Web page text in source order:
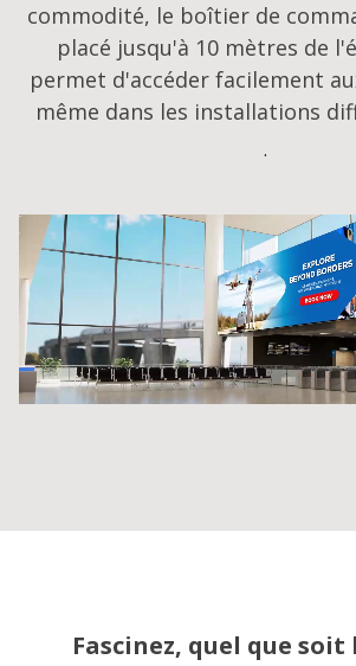
commodité, le boîtier de
placé jusqu'à 10 mètres de
permet d'accéder facilement
même dans les installations
.
Fascinez, quel que